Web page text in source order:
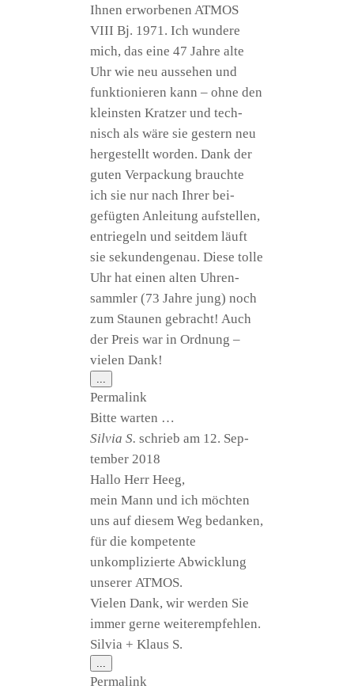
Ihnen erwor­be­nen ATMOS
VIII Bj. 1971. Ich wun­de­re
mich, das eine 47 Jah­re alte
Uhr wie neu aus­se­hen und
funk­tio­nie­ren kann – ohne den
kleins­ten Krat­zer und tech­
nisch als wäre sie ges­tern neu
her­ge­stellt wor­den. Dank der
guten Ver­pa­ckung brauch­te
ich sie nur nach Ihrer bei­
gefüg­ten Anlei­tung auf­stel­len,
ent­rie­geln und seit­dem läuft
sie sekun­den­ge­nau. Die­se tol­le
Uhr hat einen alten Uhren­
samm­ler (73 Jah­re jung) noch
zum Stau­nen gebracht! Auch
der Preis war in Ord­nung –
vie­len Dank!
...
Metabox
ein-/ausblenden.
Per­ma­link
Bit­te warten …
Sil­via S. schrieb am 12. Sep­
tem­ber 2018
Hal­lo Herr Heeg,
mein Mann und ich möch­ten
uns auf die­sem Weg bedan­ken,
für die kompetente
unkom­pli­zier­te Abwick­lung
unse­rer ATMOS.
Vie­len Dank, wir wer­den Sie
immer ger­ne weiterempfehlen.
Sil­via + Klaus S.
...
Metabox
ein-/ausblenden.
Per­ma­link